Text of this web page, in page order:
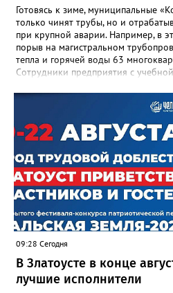
Готовясь к зиме, муниципальные
только чинят трубы, но и
при крупной аварии. Например, в
порыв на магистральном
тепла и горячей воды 63
Сотрудники предприятия с
отметили и недочёты. «Например,
несвоевременно приняли меры
“перемерзания” общей домовой
многоквартирного дома,
ресурсоснабжающей
— сообщила начальник Главного
Настенко. В следующий раз,
Госжилинспекции, службы должны
оперативно делиться информацией
заинтересованными – от
потребителей.
09:28 Сегодня
В Златоусте в конце
лучшие исполнители